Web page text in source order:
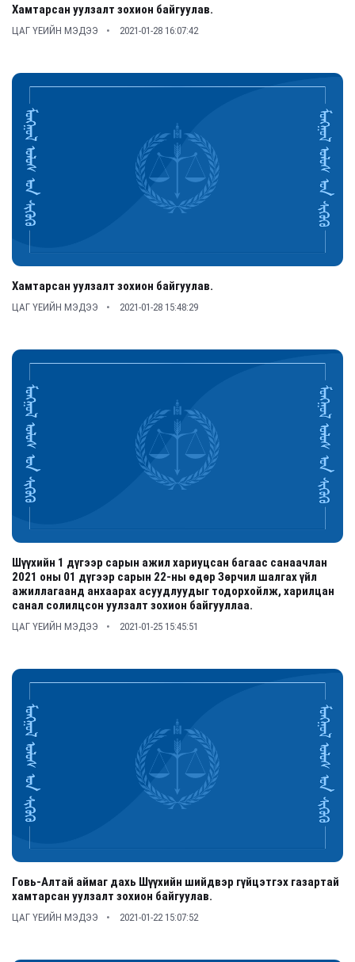
Хамтарсан уулзалт зохион байгуулав.
ЦАГ ҮЕИЙН МЭДЭЭ 2021-01-28 16:07:42
Хамтарсан уулзалт зохион байгуулав.
ЦАГ ҮЕИЙН МЭДЭЭ 2021-01-28 15:48:29
Шүүхийн 1 дүгээр сарын ажил хариуцсан багаас санаачлан
2021 оны 01 дүгээр сарын 22-ны өдөр Зөрчил шалгах үйл
ажиллагаанд анхаарах асуудлуудыг тодорхойлж, харилцан
санал солилцсон уулзалт зохион байгууллаа.
ЦАГ ҮЕИЙН МЭДЭЭ 2021-01-25 15:45:51
Говь-Алтай аймаг дахь Шүүхийн шийдвэр гүйцэтгэх газартай
хамтарсан уулзалт зохион байгуулав.
ЦАГ ҮЕИЙН МЭДЭЭ 2021-01-22 15:07:52